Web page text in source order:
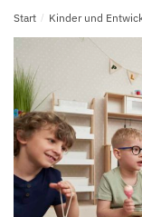
Start / Kinder und